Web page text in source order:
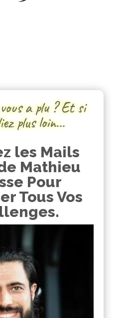
a plu ? Et si
plus loin…
les Mails
Mathieu
Pour
Tous Vos